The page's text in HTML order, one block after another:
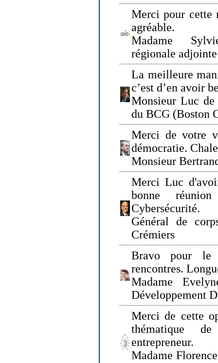
Merci pour cette
agréable.
Madame
régionale
La meilleure
c’est d’en avoir
Monsieur Luc de
du BCG (Boston
Merci de votre
démocratie.
Monsieur
Merci Luc
bonne
Cybersécurité.
Général de
Crémiers
Bravo pour le
rencontres.
Madame
Développement
Merci de cette
thématique
entrepreneur.
Madame